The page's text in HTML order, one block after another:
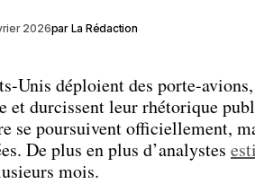
2026par La Rédaction
Unis déploient des porte-
et durcissent leur rhétorique
se poursuivent officiellement,
De plus en plus d’analystes
mois.